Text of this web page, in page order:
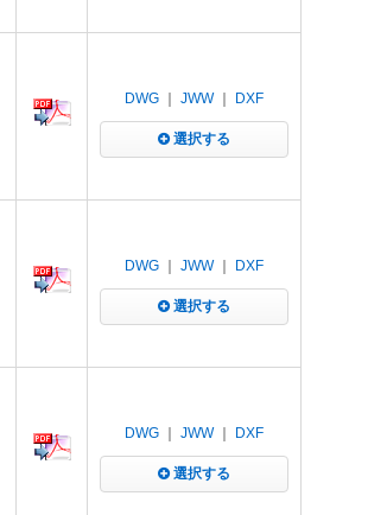
DWG JWW｜ DXF
選択する
DWG JWW｜ DXF
選択する
DWG JWW｜ DXF
選択する